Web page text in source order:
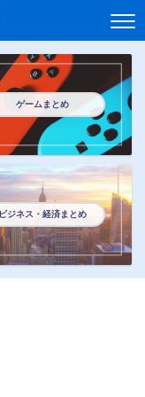
ゲームまとめ
ビジネス・経済まとめ